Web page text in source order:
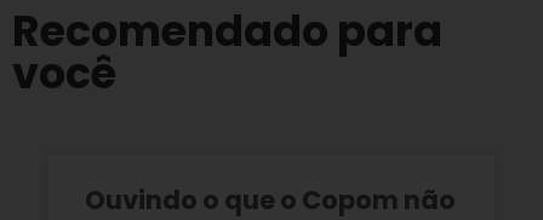
Recomendado para
você
Ouvindo o que o Copom não